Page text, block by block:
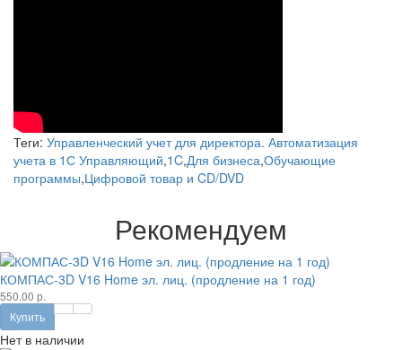
Теги: Управленческий учет для директора. Автоматизация
учета в 1С Управляющий,1C,Для бизнеса,Обучающие
программы,Цифровой товар и CD/DVD
Рекомендуем
КОМПАС-3D V16 Home эл. лиц. (продление на 1 год)
550.00 р.
Купить
Нет в наличии